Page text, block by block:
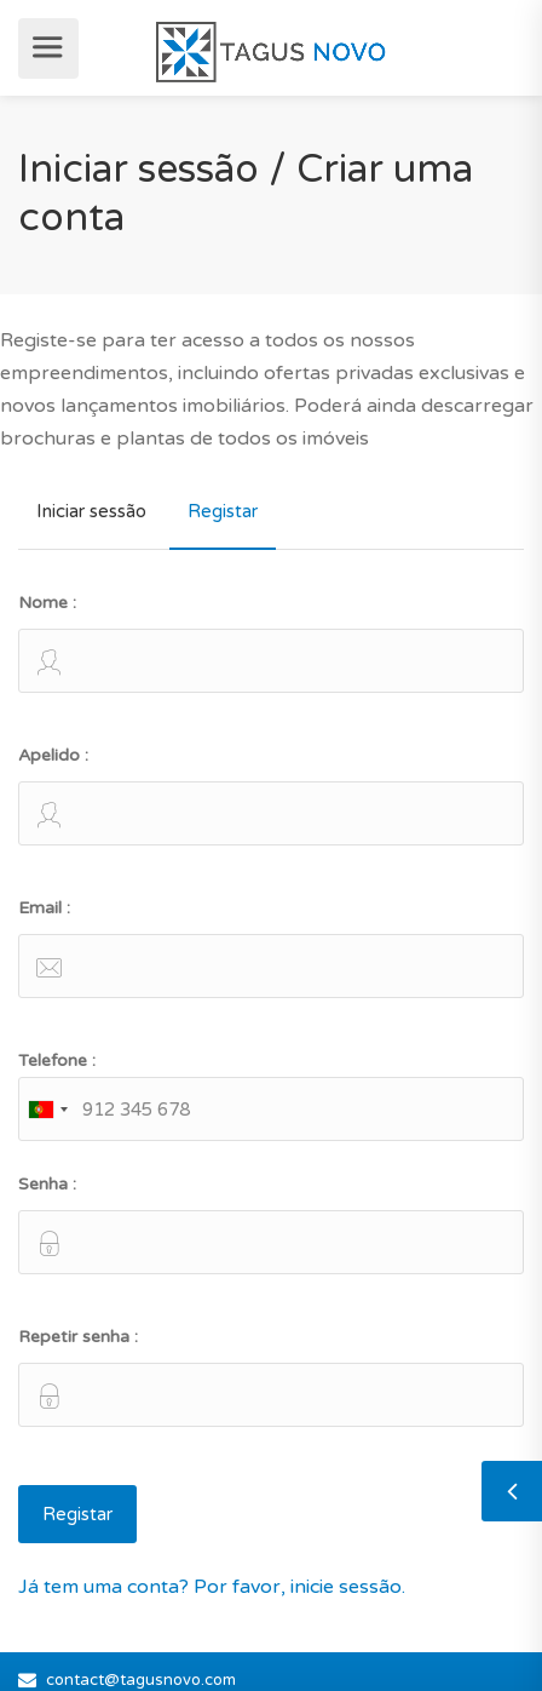
Iniciar sessão / Criar uma
conta
Registe-se para ter acesso a todos os nossos
empreendimentos, incluindo ofertas privadas exclusivas e
novos lançamentos imobiliários. Poderá ainda descarregar
brochuras e plantas de todos os imóveis
Iniciar sessão Registar
Nome :
Apelido :
Email :
Telefone :
Senha :
Repetir senha :
Já tem uma conta? Por favor, inicie sessão.
contact@tagusnovo.com